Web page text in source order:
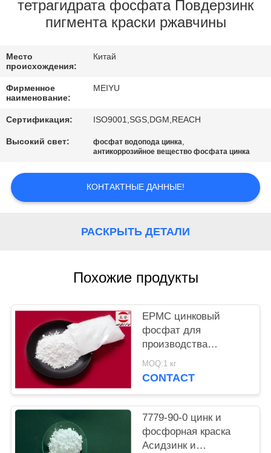
ЗАВОДУ
КАЧЕСТВА
СВЯЖИТЕСЬ
С
НАМИ
ЗАПРОСИТЕ
ЦИТАТУ
POLICY
тетрагидрата фосфата Повдерзинк
пигмента краски ржавчины
Место
происхождения:
Китай
Фирменное
наименование:
MEIYU
Сертификация: ISO9001,SGS,DGM,REACH
Высокий свет: фосфат водопода цинка,
антикоррозийное вещество фосфата цинка
КОНТАКТНЫЕ ДАННЫЕ!
РАСКРЫТЬ ДЕТАЛИ
Похожие продукты
EPMC цинковый
фосфат для
производства
водяной краски с
низким содержанием
краской
MOQ:1 кг
CONTACT
7779-90-0 цинк и
фосфорная краска
Асидзинк и